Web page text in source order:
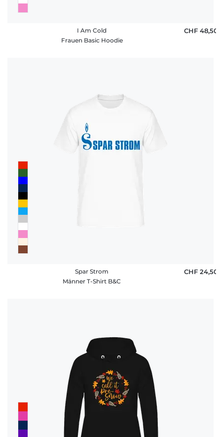
I Am Cold
Frauen Basic Hoodie
CHF 48,50
Spar Strom
Männer T-Shirt B&C
CHF 24,50